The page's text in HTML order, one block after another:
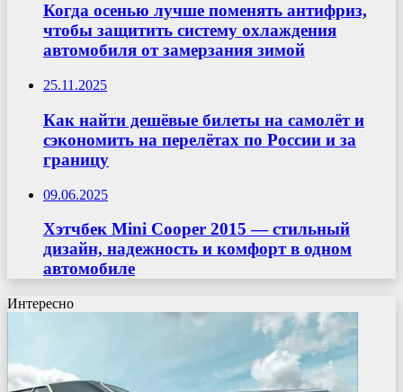
Когда осенью лучше поменять антифриз,
чтобы защитить систему охлаждения
автомобиля от замерзания зимой
25.11.2025
Как найти дешёвые билеты на самолёт и
сэкономить на перелётах по России и за
границу
09.06.2025
Хэтчбек Mini Cooper 2015 — стильный
дизайн, надежность и комфорт в одном
автомобиле
Интересно